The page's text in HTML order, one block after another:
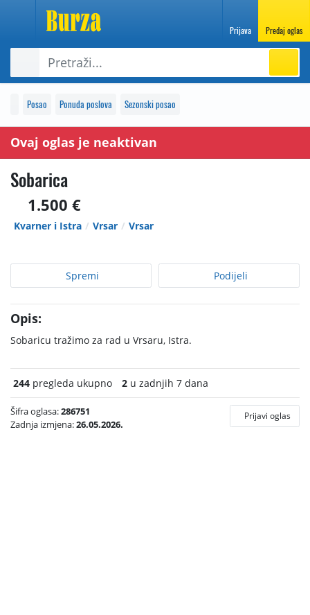
Prijava Predaj oglas
Posao Ponuda poslova Sezonski posao
Ovaj oglas je neaktivan
Sobarica
1.500 €
Kvarner i Istra Vrsar Vrsar
Spremi Podijeli
Opis:
Sobaricu tražimo za rad u Vrsaru, Istra.
244 pregleda ukupno 2 u zadnjih 7 dana
Šifra oglasa:286751
Zadnja izmjena:26.05.2026.
Prijavi oglas